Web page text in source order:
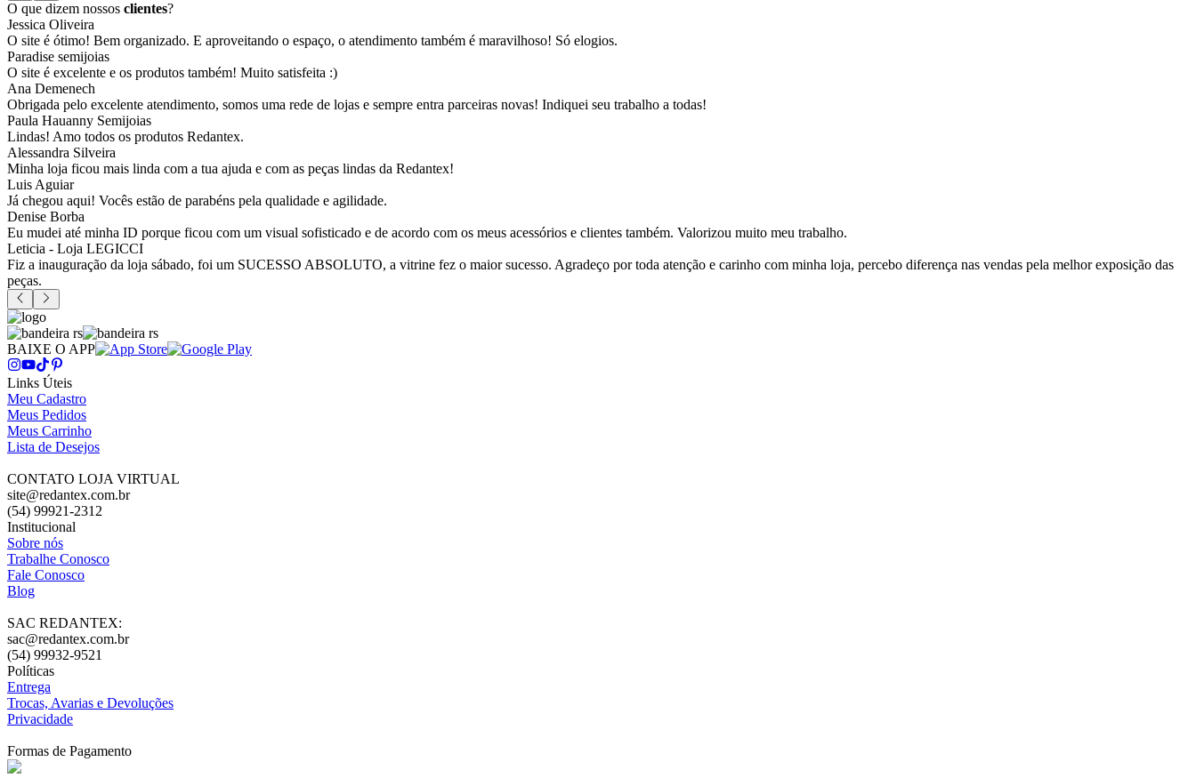
O que dizem nossos clientes?
Jessica Oliveira
O site é ótimo! Bem organizado. E aproveitando o espaço, o atendimento também é maravilhoso! Só elogios.
Paradise semijoias
O site é excelente e os produtos também! Muito satisfeita :)
Ana Demenech
Obrigada pelo excelente atendimento, somos uma rede de lojas e sempre entra parceiras novas! Indiquei seu trabalho a todas!
Paula Hauanny Semijoias
Lindas! Amo todos os produtos Redantex.
Alessandra Silveira
Minha loja ficou mais linda com a tua ajuda e com as peças lindas da Redantex!
Luis Aguiar
Já chegou aqui! Vocês estão de parabéns pela qualidade e agilidade.
Denise Borba
Eu mudei até minha ID porque ficou com um visual sofisticado e de acordo com os meus acessórios e clientes também. Valorizou muito meu trabalho.
Leticia - Loja LEGICCI
Fiz a inauguração da loja sábado, foi um SUCESSO ABSOLUTO, a vitrine fez o maior sucesso. Agradeço por toda atenção e carinho com minha loja, percebo diferença nas vendas pela melhor exposição das
peças.
BAIXE O APP
Links Úteis
Meu Cadastro
Meus Pedidos
Meus Carrinho
Lista de Desejos
CONTATO LOJA VIRTUAL
site@redantex.com.br
(54) 99921-2312
Institucional
Sobre nós
Trabalhe Conosco
Fale Conosco
Blog
SAC REDANTEX:
sac@redantex.com.br
(54) 99932-9521
Políticas
Entrega
Trocas, Avarias e Devoluções
Privacidade
Formas de Pagamento